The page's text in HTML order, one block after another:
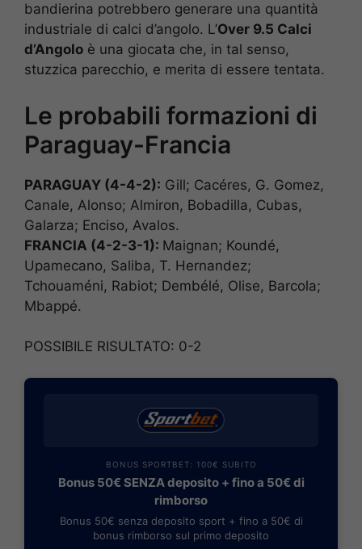
bandierina potrebbero generare una quantità
industriale di calci d’angolo. L’Over 9.5 Calci
d’Angolo è una giocata che, in tal senso,
stuzzica parecchio, e merita di essere tentata.
Le probabili formazioni di
Paraguay-Francia
PARAGUAY (4-4-2): Gill; Cacéres, G. Gomez,
Canale, Alonso; Almiron, Bobadilla, Cubas,
Galarza; Enciso, Avalos.
FRANCIA (4-2-3-1): Maignan; Koundé,
Upamecano, Saliba, T. Hernandez;
Tchouaméni, Rabiot; Dembélé, Olise, Barcola;
Mbappé.
POSSIBILE RISULTATO: 0-2
BONUS SPORTBET: 100€ SUBITO
Bonus 50€ SENZA deposito + fino a 50€ di
rimborso
Bonus 50€ senza deposito sport + fino a 50€ di
bonus rimborso sul primo deposito